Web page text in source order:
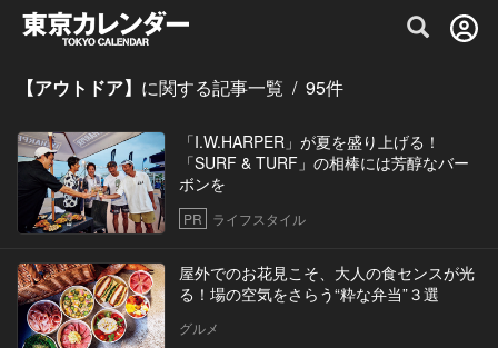
グルメ情報・プレミアムレストラン予約
【アウトドア】 に関する記事一覧 / 95件
「I.W.HARPER」が夏を盛り上げる！
「SURF & TURF」の相棒には芳醇なバー
ボンを
PR ライフスタイル
屋外でのお花見こそ、大人の食センスが光
る！場の空気をさらう“粋な弁当”３選
グルメ